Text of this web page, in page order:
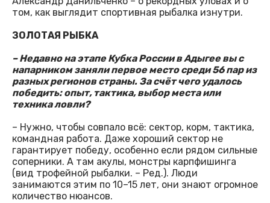
том, как выглядит спортивная рыбалка изнутри.
ЗОЛОТАЯ РЫБКА
– Недавно на этапе Кубка России в Адыгее вы с
напарником заняли первое место среди 56 пар из
разных регионов страны. За счёт чего удалось
победить: опыт, тактика, выбор места или
техника ловли?
– Нужно, чтобы совпало всё: сектор, корм, тактика,
командная работа. Даже хороший сектор не
гарантирует победу, особенно если рядом сильные
соперники. А там акулы, монстры карпфишинга
(вид трофейной рыбалки. – Ред.). Люди
занимаются этим по 10–15 лет, они знают огромное
количество нюансов.